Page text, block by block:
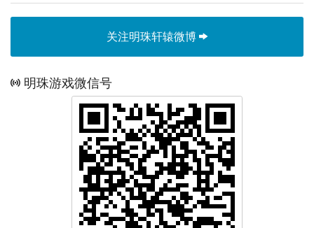
关注明珠轩辕微博
明珠游戏微信号